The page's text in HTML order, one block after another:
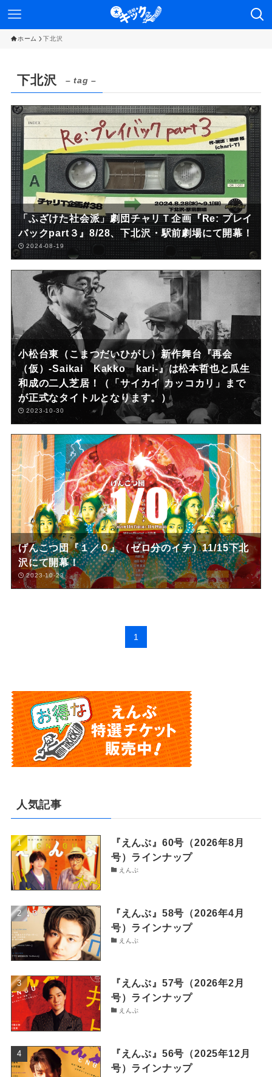
ホーム 下北沢
下北沢 – tag –
「ふざけた社会派」劇団チャリＴ企画『Re: プレイ
バックpart３』8/28、下北沢・駅前劇場にて開幕！
2024-08-19
小松台東（こまつだいひがし）新作舞台『再会
（仮）-Saikai Kakko kari-』は松本哲也と瓜生
和成の二人芝居！（「サイカイ カッコカリ」まで
が正式なタイトルとなります。）
2023-10-30
げんこつ団『１／０』（ゼロ分のイチ）11/15下北
沢にて開幕！
2023-10-23
1
人気記事
『えんぶ』60号（2026年8月
号）ラインナップ
えんぶ
『えんぶ』58号（2026年4月
号）ラインナップ
えんぶ
『えんぶ』57号（2026年2月
号）ラインナップ
えんぶ
『えんぶ』56号（2025年12月
号）ラインナップ